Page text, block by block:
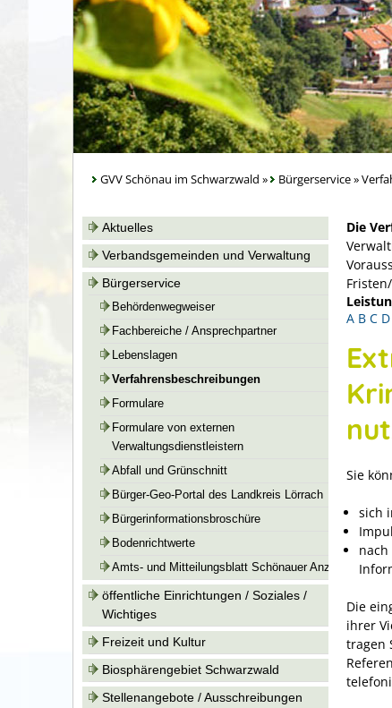
GVV Schönau im Schwarzwald » Bürgerservice»
Aktuelles
Verbandsgemeinden und Verwaltung
Bürgerservice
Behördenwegweiser
Fachbereiche / Ansprechpartner
Lebenslagen
Verfahrensbeschreibungen
Formulare
Formulare von externen
Verwaltungsdienstleistern
Abfall und Grünschnitt
Bürger-Geo-Portal des Landkreis Lörrach
Bürgerinformationsbroschüre
Bodenrichtwerte
Amts- und Mitteilungsblatt Schönauer Anzeiger
öffentliche Einrichtungen / Soziales /
Wichtiges
Freizeit und Kultur
Biosphärengebiet Schwarzwald
Stellenangebote / Ausschreibungen
Die
A B C D
Sie
sich
Die
ihrer
tragen